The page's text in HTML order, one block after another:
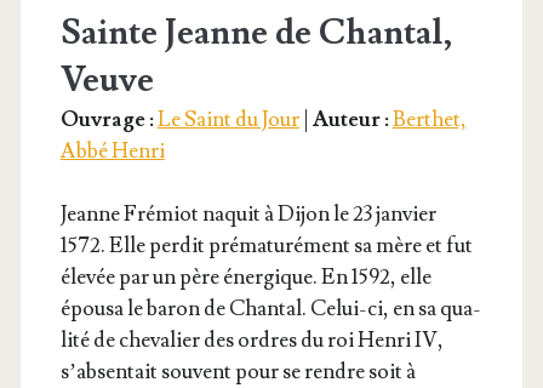
Sainte Jeanne de Chantal,
Veuve
Ouvrage :Le Saint du Jour| Auteur :Berthet,
Abbé Henri
Jeanne Fré­miot naquit à Dijon le 23 jan­vier
1572. Elle per­dit pré­ma­tu­ré­ment sa mère et fut
éle­vée par un père éner­gique. En 1592, elle
épou­sa le baron de Chan­tal. Celui-ci, en sa qua­
li­té de che­va­lier des ordres du roi Hen­ri IV,
s’ab­sen­tait sou­vent pour se rendre soit à